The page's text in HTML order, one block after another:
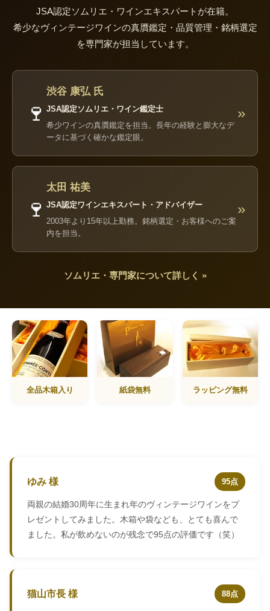
JSA認定ソムリエ・ワインエキスパートが在籍。
希少なヴィンテージワインの真贋鑑定・品質管理・銘柄選定
を専門家が担当しています。
🍷
渋谷 康弘 氏
JSA認定ソムリエ・ワイン鑑定士
希少ワインの真贋鑑定を担当。長年の経験と膨大なデ
ータに基づく確かな鑑定眼。
»
🍷
太田 祐美
JSA認定ワインエキスパート・アドバイザー
2003年より15年以上勤務。銘柄選定・お客様へのご案
内を担当。
»
ソムリエ・専門家について詳しく »
全品木箱入り 紙袋無料 ラッピング無料
ゆみ 様 95点
両親の結婚30周年に生まれ年のヴィンテージワインをプ
レゼントしてみました。木箱や袋なども、とても喜んで
ました。私が飲めないのが残念で95点の評価です（笑）
猫山市長 様 88点